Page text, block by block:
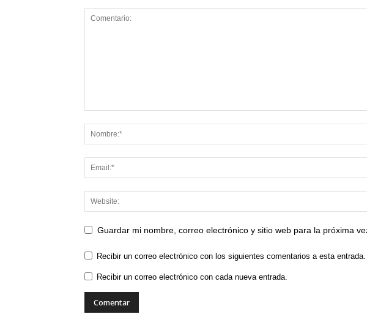
Guardar mi nombre, correo electrónico y sitio web para la próxima
Recibir un correo electrónico con los siguientes comentarios a esta entrada.
Recibir un correo electrónico con cada nueva entrada.